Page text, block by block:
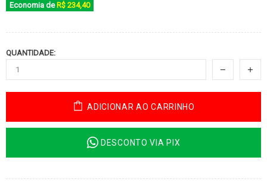
Economia de R$ 234,40
QUANTIDADE:
ADICIONAR AO CARRINHO
DESCONTO VIA PIX